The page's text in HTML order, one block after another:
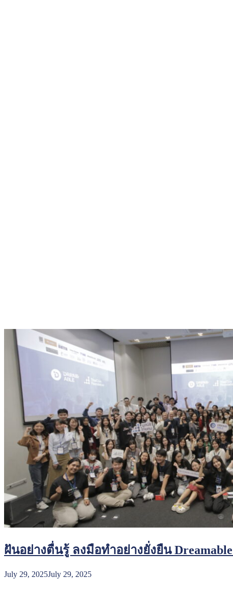
ฝันอย่างตื่นรู้ ลงมือทำอย่างยั่งยืน Dreamable
July 29, 2025July 29, 2025